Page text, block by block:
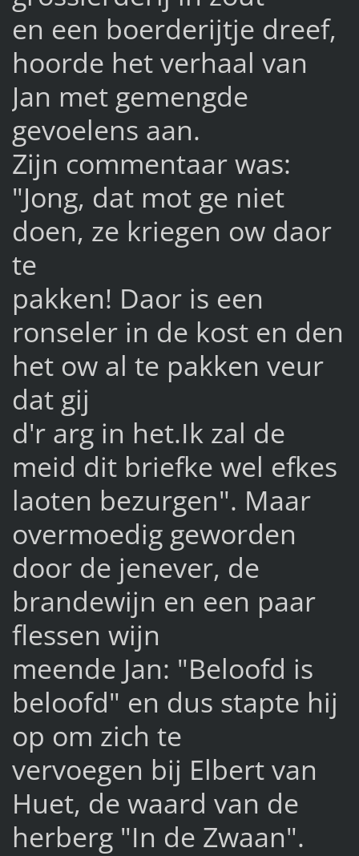
en een boerderijtje dreef,
hoorde het verhaal van
Jan met gemengde
gevoelens aan.
Zijn commentaar was:
"Jong, dat mot ge niet
doen, ze kriegen ow daor
te
pakken! Daor is een
ronseler in de kost en den
het ow al te pakken veur
dat gij
d'r arg in het.Ik zal de
meid dit briefke wel efkes
laoten bezurgen". Maar
overmoedig geworden
door de jenever, de
brandewijn en een paar
flessen wijn
meende Jan: "Beloofd is
beloofd" en dus stapte hij
op om zich te
vervoegen bij Elbert van
Huet, de waard van de
herberg "In de Zwaan".